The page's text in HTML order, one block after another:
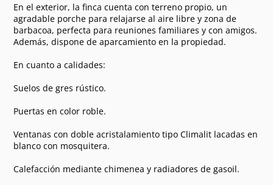
En el exterior, la finca cuenta con terreno propio, un
agradable porche para relajarse al aire libre y zona de
barbacoa, perfecta para reuniones familiares y con amigos.
Además, dispone de aparcamiento en la propiedad.
En cuanto a calidades:
Suelos de gres rústico.
Puertas en color roble.
Ventanas con doble acristalamiento tipo Climalit lacadas en
blanco con mosquitera.
Calefacción mediante chimenea y radiadores de gasoil.